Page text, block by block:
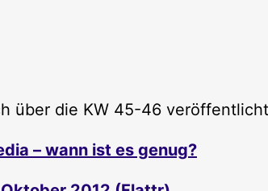
über die KW 45-46
– wann ist es genug?